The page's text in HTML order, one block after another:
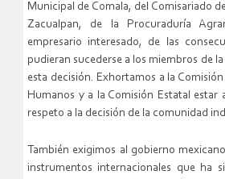
Municipal de Comala, del Comisariado
Zacualpan, de la Procuraduría
empresario interesado, de las
pudieran sucederse a los miembros de
esta decisión. Exhortamos a la
Humanos y a la Comisión Estatal estar
respeto a la decisión de la comunidad
También exigimos al gobierno
instrumentos internacionales que ha